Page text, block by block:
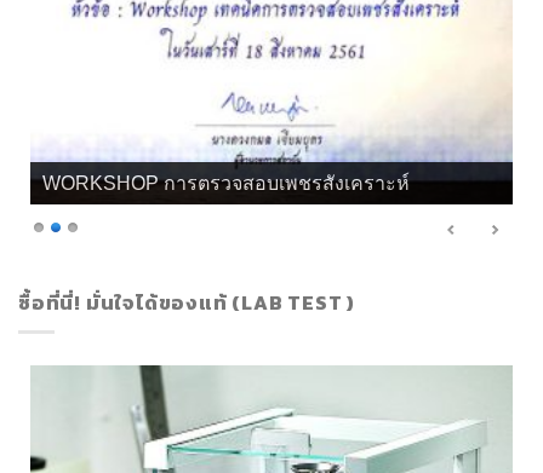
WORKSHOP การตรวจสอบเพชรสังเคราะห์
ซื้อที่นี่! มั่นใจได้ของแท้ (LAB TEST )